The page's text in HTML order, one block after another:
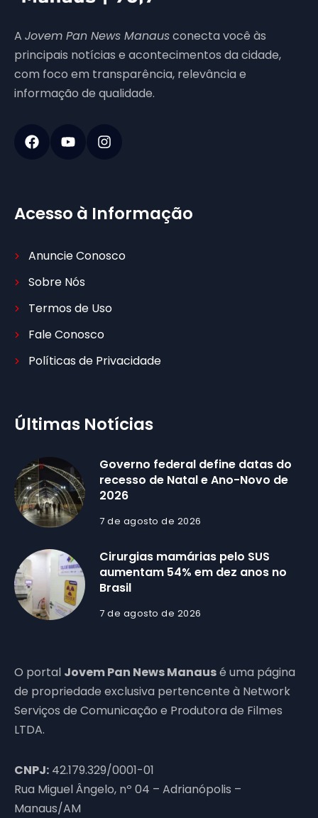
A Jovem Pan News Manausconecta você às
principais notícias e acontecimentos da cidade,
com foco em transparência, relevância e
informação de qualidade.
Acesso à Informação
Anuncie Conosco
Sobre Nós
Termos de Uso
Fale Conosco
Políticas de Privacidade
Últimas Notícias
Governo federal define datas do
recesso de Natal e Ano-Novo de
2026
7 de agosto de 2026
Cirurgias mamárias pelo SUS
aumentam 54% em dez anos no
Brasil
7 de agosto de 2026
O portal Jovem Pan News Manausé uma página
de propriedade exclusiva pertencente à Network
Serviços de Comunicação e Produtora de Filmes
LTDA.
CNPJ: 42.179.329/0001-01
Rua Miguel Ângelo, nº 04 – Adrianópolis –
Manaus/AM